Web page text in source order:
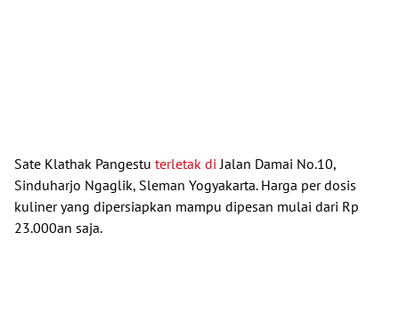
Sate Klathak Pangestu terletak di Jalan Damai No.10,
Sinduharjo Ngaglik, Sleman Yogyakarta. Harga per dosis
kuliner yang dipersiapkan mampu dipesan mulai dari Rp
23.000an saja.